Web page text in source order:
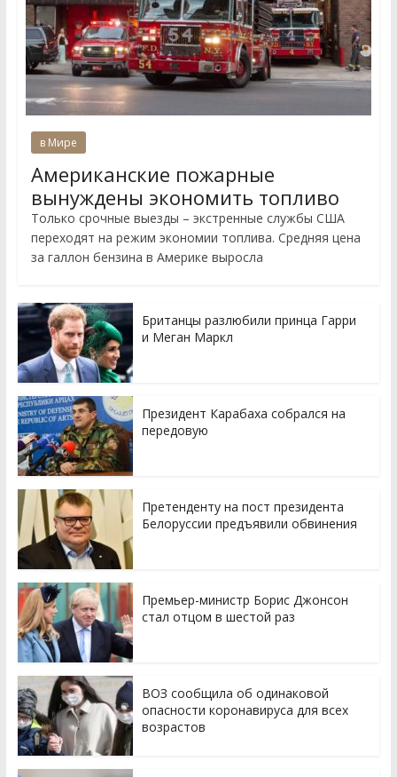
в Мире
Американские пожарные
вынуждены экономить топливо
Только срочные выезды – экстренные службы США
переходят на режим экономии топлива. Средняя цена
за галлон бензина в Америке выросла
Британцы разлюбили принца Гарри
и Меган Маркл
Президент Карабаха собрался на
передовую
Претенденту на пост президента
Белоруссии предъявили обвинения
Премьер-министр Борис Джонсон
стал отцом в шестой раз
ВОЗ сообщила об одинаковой
опасности коронавируса для всех
возрастов